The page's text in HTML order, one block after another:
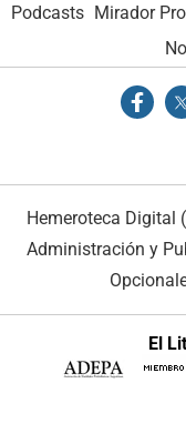
Podcasts Mirador
Hemeroteca Digital
Administración y
El